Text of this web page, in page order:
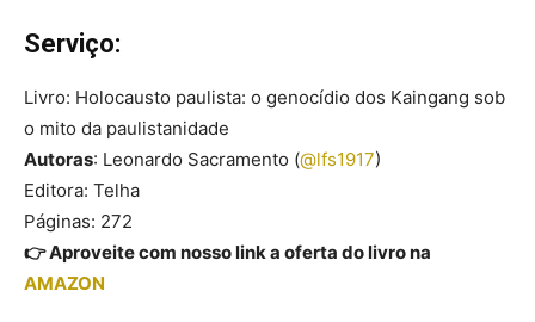
Serviço:
Livro: Holocausto paulista: o genocídio dos Kaingang sob
o mito da paulistanidade
Autoras: Leonardo Sacramento (@lfs1917)
Editora: Telha
Páginas: 272
👉 Aproveite com nosso link a oferta do livro na
AMAZON